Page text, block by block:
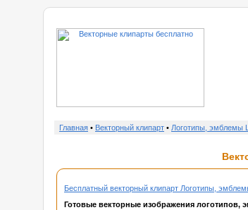
Главная • Векторный клипарт • Логотипы, эмблемы
Бесплатный векторный клипарт Логотипы,
Готовые векторные изображения логотипов,